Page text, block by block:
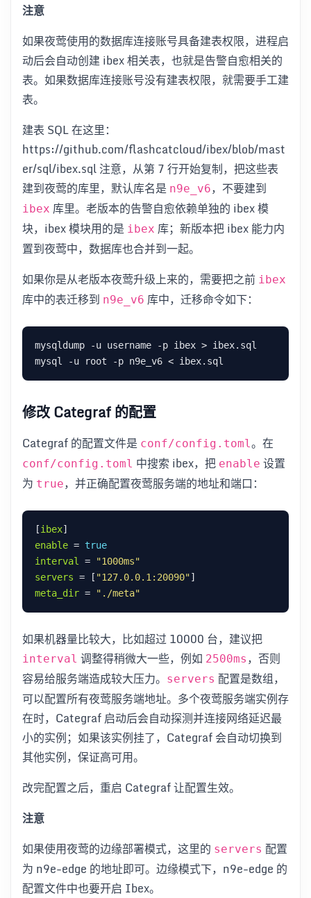
注意
如果夜莺使用的数据库连接账号具备建表权限，进程启
动后会自动创建 ibex 相关表，也就是告警自愈相关的
表。如果数据库连接账号没有建表权限，就需要手工建
表。
建表 SQL 在这里：
https://github.com/flashcatcloud/ibex/blob/mast
er/sql/ibex.sql 注意，从第 7 行开始复制，把这些表
建到夜莺的库里，默认库名是 n9e_v6，不要建到
ibex 库里。老版本的告警自愈依赖单独的 ibex 模
块，ibex 模块用的是 ibex 库；新版本把 ibex 能力内
置到夜莺中，数据库也合并到一起。
如果你是从老版本夜莺升级上来的，需要把之前 ibex
库中的表迁移到 n9e_v6 库中，迁移命令如下：
修改 Categraf 的配置
Categraf 的配置文件是 conf/config.toml 。在
conf/config.toml 中搜索 ibex，把 enable 设置
为 true，并正确配置夜莺服务端的地址和端口：
[ibex
enable = true
interval
=
"1000ms"
servers = [ "127.0.0.1:20090"
meta_dir = "./meta"
如果机器量比较大，比如超过 10000 台，建议把
interval 调整得稍微大一些，例如 2500ms ，否则
容易给服务端造成较大压力。 servers 配置是数组，
可以配置所有夜莺服务端地址。多个夜莺服务端实例存
在时，Categraf 启动后会自动探测并连接网络延迟最
小的实例；如果该实例挂了，Categraf 会自动切换到
其他实例，保证高可用。
改完配置之后，重启 Categraf 让配置生效。
注意
如果使用夜莺的边缘部署模式，这里的 servers 配置
为 n9e-edge 的地址即可。边缘模式下，n9e-edge 的
配置文件中也要开启 Ibex。